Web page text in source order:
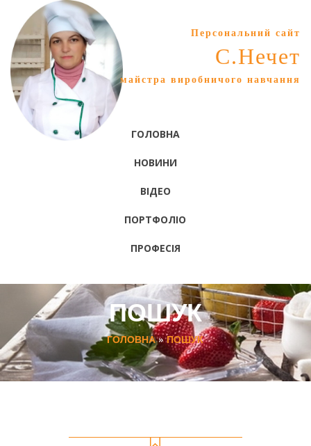
Персональний сайт
С.Нечет
майстра виробничого навчання
ГОЛОВНА
НОВИНИ
ВІДЕО
ПОРТФОЛІО
ПРОФЕСІЯ
ПОШУК
ГОЛОВНА»ПОШУК